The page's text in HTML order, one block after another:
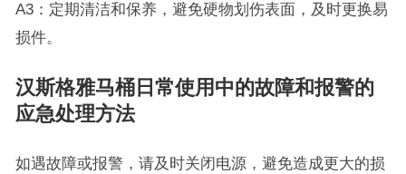
A3：定期清洁和保养，避免硬物划伤表面，及时更换易
损件。
汉斯格雅马桶日常使用中的故障和报警的
应急处理方法
如遇故障或报警，请及时关闭电源，避免造成更大的损